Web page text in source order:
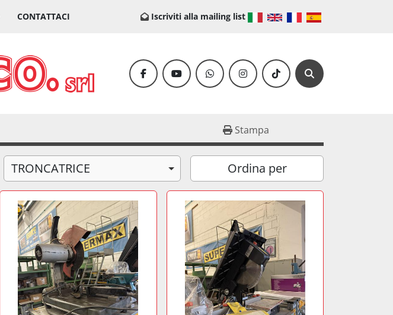
CONTATTACI Iscriviti alla mailing list
facebookyoutubewhatsappinstagramtiktok Cerca
Stampa
TRONCATRICE Ordina per